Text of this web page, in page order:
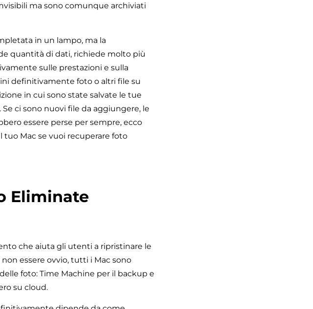
ma sono comunque archiviati
in un lampo, ma la
quantità di dati, richiede molto più
sulle prestazioni e sulla
definitivamente foto o altri file su
in cui sono state salvate le tue
ci sono nuovi file da aggiungere, le
essere perse per sempre, ecco
Mac se vuoi recuperare foto
Eliminate
che aiuta gli utenti a ripristinare le
essere ovvio, tutti i Mac sono
foto: Time Machine per il backup e
su cloud.